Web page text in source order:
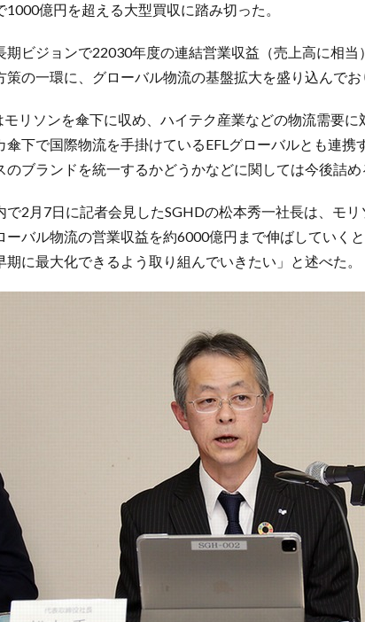
1000億円を超える大型買収に踏み切った。
期ビジョンで22030年度の連結営業収益（売上高に相
策の一環に、グローバル物流の基盤拡大を盛り込んでお
モリソンを傘下に収め、ハイテク産業などの物流需要
傘下で国際物流を手掛けているEFLグローバルとも連
のブランドを統一するかどうかなどに関しては今後詰め
で2月7日に記者会見したSGHDの松本秀一社長は、モ
ーバル物流の営業収益を約6000億円まで伸ばしていく
期に最大化できるよう取り組んでいきたい」と述べた。